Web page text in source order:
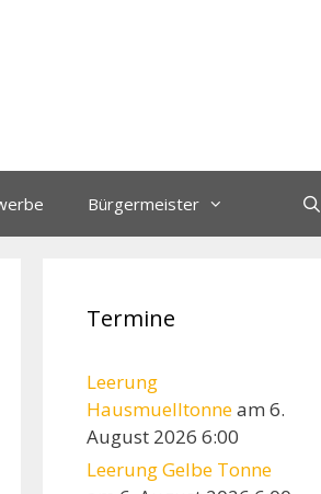
Bürgermeister
Termine
Leerung
Hausmuelltonneam 6.
August 2026 6:00
Leerung Gelbe Tonne